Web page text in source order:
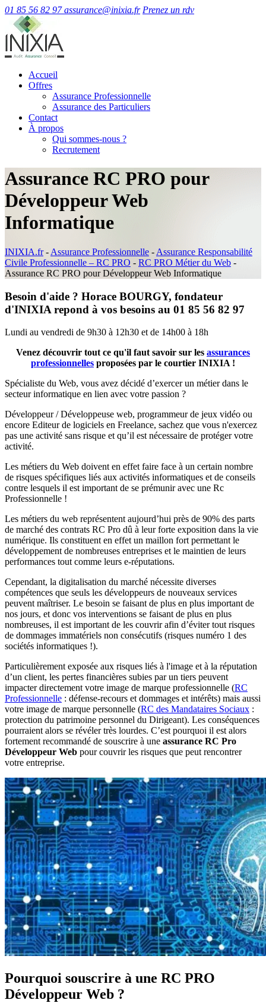
01 85 56 82 97 assurance@inixia.fr Prenez un rdv
Accueil
Offres
Assurance Professionnelle
Assurance des Particuliers
Contact
À propos
Qui sommes-nous ?
Recrutement
Assurance RC PRO pour
Développeur Web
Informatique
INIXIA.fr- Assurance Professionnelle - Assurance Responsabilité
Civile Professionnelle – RC PRO - RC PRO Métier du Web -
Assurance RC PRO pour Développeur Web Informatique
Besoin d'aide ? Horace BOURGY, fondateur
d'INIXIA repond à vos besoins au 01 85 56 82 97
Lundi au vendredi de 9h30 à 12h30 et de 14h00 à 18h
Venez découvrir tout ce qu'il faut savoir sur les assurances
professionnelles proposées par le courtier INIXIA !
Spécialiste du Web, vous avez décidé d’exercer un métier dans le
secteur informatique en lien avec votre passion ?
Développeur / Développeuse web, programmeur de jeux vidéo ou
encore Editeur de logiciels en Freelance, sachez que vous n'exercez
pas une activité sans risque et qu’il est nécessaire de protéger votre
activité.
Les métiers du Web doivent en effet faire face à un certain nombre
de risques spécifiques liés aux activités informatiques et de conseils
contre lesquels il est important de se prémunir avec une Rc
Professionnelle !
Les métiers du web représentent aujourd’hui près de 90% des parts
de marché des contrats RC Pro dû à leur forte exposition dans la vie
numérique. Ils constituent en effet un maillon fort permettant le
développement de nombreuses entreprises et le maintien de leurs
performances tout comme leurs e-réputations.
Cependant, la digitalisation du marché nécessite diverses
compétences que seuls les développeurs de nouveaux services
peuvent maîtriser. Le besoin se faisant de plus en plus important de
nos jours, et donc vos interventions se faisant de plus en plus
nombreuses, il est important de les couvrir afin d’éviter tout risques
de dommages immatériels non consécutifs (risques numéro 1 des
sociétés informatiques !).
Particulièrement exposée aux risques liés à l'image et à la réputation
d’un client, les pertes financières subies par un tiers peuvent
impacter directement votre image de marque professionnelle (RC
Professionnelle : défense-recours et dommages et intérêts) mais aussi
votre image de marque personnelle (RC des Mandataires Sociaux :
protection du patrimoine personnel du Dirigeant). Les conséquences
pourraient alors se révéler très lourdes. C’est pourquoi il est alors
fortement recommandé de souscrire à une assurance RC Pro
Développeur Web pour couvrir les risques que peut rencontrer
votre entreprise.
Pourquoi souscrire à une RC PRO
Développeur Web ?